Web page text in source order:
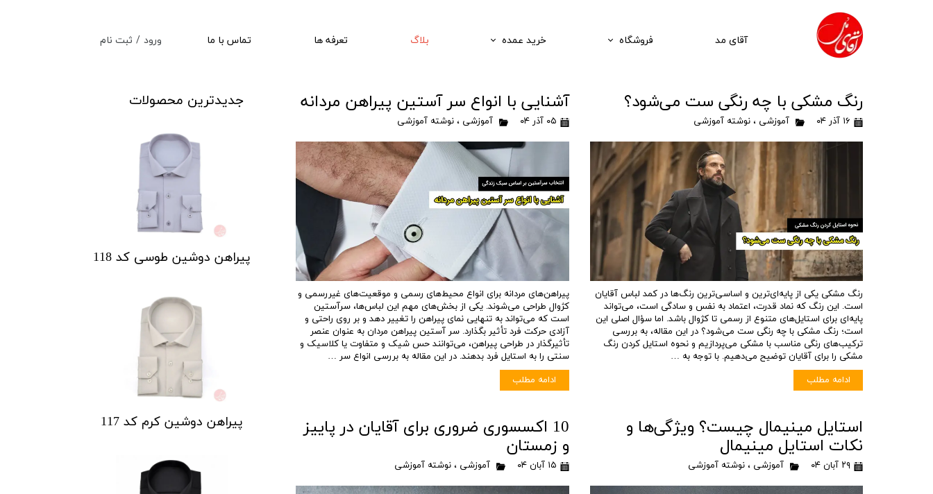
ورود / ثبت نام
خروج از حساب کاربری
آقای مد فروشگاه خرید عمده بلاگ تعرفه ها تماس با ما
رنگ مشکی با چه رنگی ست می‌شود؟
۱۶ آذر ۰۴ آموزشی ، نوشته آموزشی
رنگ مشکی یکی از پایه‌ای‌ترین و اساسی‌ترین رنگ‌ها در کمد لباس آقایان
است. این رنگ که نماد قدرت، اعتماد به نفس و سادگی است، می‌تواند
پایه‌ای برای استایل‌های متنوع از رسمی تا کژوال باشد. اما سؤال اصلی این
است؛ رنگ مشکی با چه رنگی ست می‌شود؟ در این مقاله، به بررسی
ترکیب‌های رنگی مناسب با مشکی می‌پردازیم و نحوه استایل کردن رنگ
مشکی را برای آقایان توضیح می‌دهیم. با توجه به …
ادامه مطلب
آشنایی با انواع سر آستین پیراهن مردانه
۰۵ آذر ۰۴ آموزشی ،نوشته آموزشی
پیراهن‌های مردانه برای انواع محیط‌های رسمی و موقعیت‌های غیررسمی و
کژوال طراحی می‌شوند. یکی از بخش‌های مهم این لباس‌ها، سرآستین
است که می‌تواند به تنهایی نمای پیراهن را تغییر دهد و بر روی راحتی و
آزادی حرکت فرد تأثیر بگذارد. سر آستین‌ پیراهن مردان به عنوان عنصر
تأثیرگذار در طراحی پیراهن، می‌توانند حس شیک و متفاوت یا کلاسیک و
سنتی را به استایل فرد بدهند. در این مقاله به بررسی انواع سر …
ادامه مطلب
استایل مینیمال چیست؟ ویژگی‌ها و
نکات استایل مینیمال
۲۹ آبان ۰۴ آموزشی ، نوشته آموزشی
10 اکسسوری ضروری برای آقایان در پاییز
و زمستان
۱۵ آبان ۰۴ آموزشی ،نوشته آموزشی
جدیدترین محصولات
پیراهن دوشین طوسی کد 118
پیراهن دوشین کرم کد 117